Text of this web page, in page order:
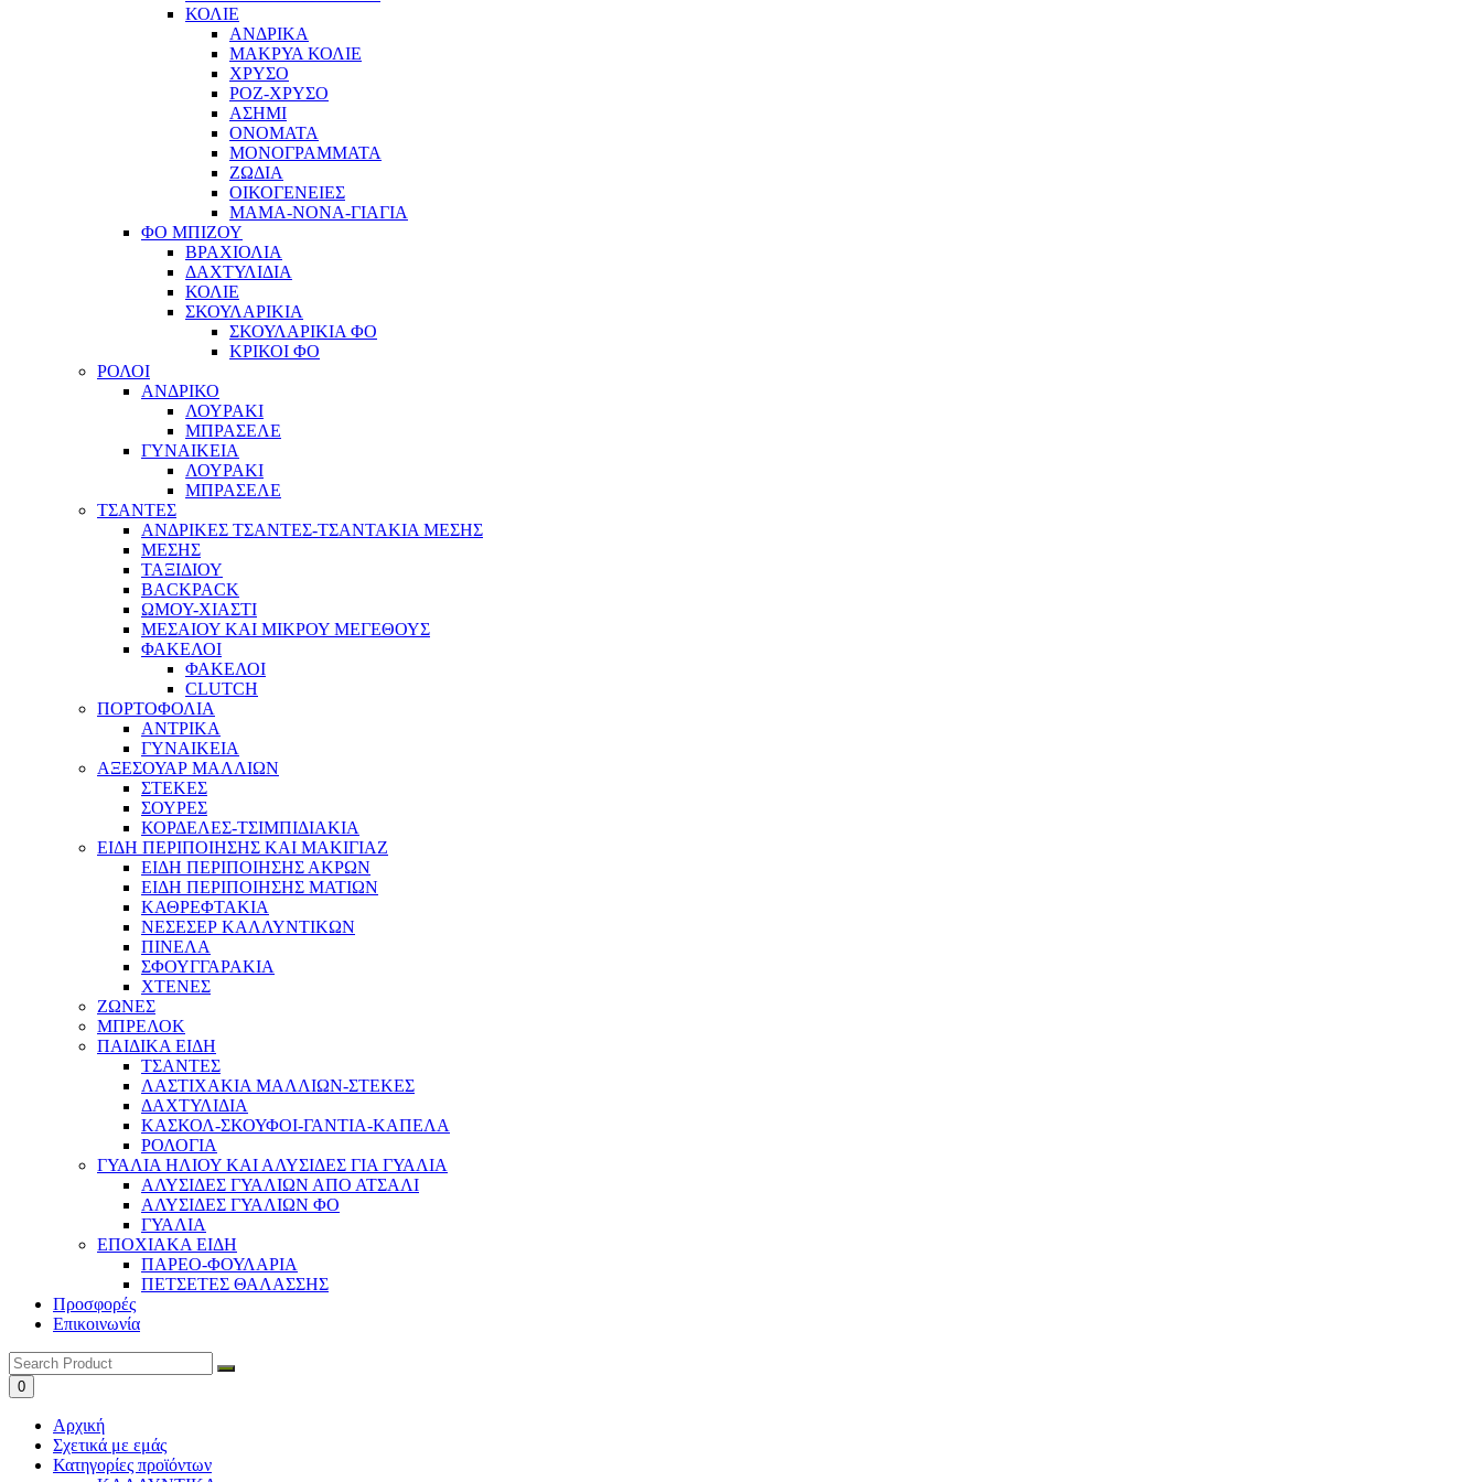
ΚΟΛΙΕ
ΑΝΔΡΙΚΑ
ΜΑΚΡΥΑ ΚΟΛΙΕ
ΧΡΥΣΟ
ΡΟΖ-ΧΡΥΣΟ
ΑΣΗΜΙ
ΟΝΟΜΑΤΑ
ΜΟΝΟΓΡΑΜΜΑΤΑ
ΖΩΔΙΑ
ΟΙΚΟΓΕΝΕΙΕΣ
ΜΑΜΑ-ΝΟΝΑ-ΓΙΑΓΙΑ
ΦΟ ΜΠΙΖΟΥ
ΒΡΑΧΙΟΛΙΑ
ΔΑΧΤΥΛΙΔΙΑ
ΚΟΛΙΕ
ΣΚΟΥΛΑΡΙΚΙΑ
ΣΚΟΥΛΑΡΙΚΙΑ ΦΟ
ΚΡΙΚΟΙ ΦΟ
ΡΟΛΟΙ
ΑΝΔΡΙΚΟ
ΛΟΥΡΑΚΙ
ΜΠΡΑΣΕΛΕ
ΓΥΝΑΙΚΕΙΑ
ΛΟΥΡΑΚΙ
ΜΠΡΑΣΕΛΕ
ΤΣΑΝΤΕΣ
ΑΝΔΡΙΚΕΣ ΤΣΑΝΤΕΣ-ΤΣΑΝΤΑΚΙΑ ΜΕΣΗΣ
ΜΕΣΗΣ
ΤΑΞΙΔΙΟΥ
BACKPACK
ΩΜΟΥ-ΧΙΑΣΤΙ
ΜΕΣΑΙΟΥ ΚΑΙ ΜΙΚΡΟΥ ΜΕΓΕΘΟΥΣ
ΦΑΚΕΛΟΙ
ΦΑΚΕΛΟΙ
CLUTCH
ΠΟΡΤΟΦΟΛΙΑ
ΑΝΤΡΙΚΑ
ΓΥΝΑΙΚΕΙΑ
ΑΞΕΣΟΥΑΡ ΜΑΛΛΙΩΝ
ΣΤΕΚΕΣ
ΣΟΥΡΕΣ
ΚΟΡΔΕΛΕΣ-ΤΣΙΜΠΙΔΙΑΚΙΑ
ΕΙΔΗ ΠΕΡΙΠΟΙΗΣΗΣ ΚΑΙ ΜΑΚΙΓΙΑΖ
ΕΙΔΗ ΠΕΡΙΠΟΙΗΣΗΣ ΑΚΡΩΝ
ΕΙΔΗ ΠΕΡΙΠΟΙΗΣΗΣ ΜΑΤΙΩΝ
ΚΑΘΡΕΦΤΑΚΙΑ
ΝΕΣΕΣΕΡ ΚΑΛΛΥΝΤΙΚΩΝ
ΠΙΝΕΛΑ
ΣΦΟΥΓΓΑΡΑΚΙΑ
ΧΤΕΝΕΣ
ΖΩΝΕΣ
ΜΠΡΕΛΟΚ
ΠΑΙΔΙΚΑ ΕΙΔΗ
ΤΣΑΝΤΕΣ
ΛΑΣΤΙΧΑΚΙΑ ΜΑΛΛΙΩΝ-ΣΤΕΚΕΣ
ΔΑΧΤΥΛΙΔΙΑ
ΚΑΣΚΟΛ-ΣΚΟΥΦΟΙ-ΓΑΝΤΙΑ-ΚΑΠΕΛΑ
ΡΟΛΟΓΙΑ
ΓΥΑΛΙΑ ΗΛΙΟΥ ΚΑΙ ΑΛΥΣΙΔΕΣ ΓΙΑ ΓΥΑΛΙΑ
ΑΛΥΣΙΔΕΣ ΓΥΑΛΙΩΝ ΑΠΟ ΑΤΣΑΛΙ
ΑΛΥΣΙΔΕΣ ΓΥΑΛΙΩΝ ΦΟ
ΓΥΑΛΙΑ
ΕΠΟΧΙΑΚΑ ΕΙΔΗ
ΠΑΡΕΟ-ΦΟΥΛΑΡΙΑ
ΠΕΤΣΕΤΕΣ ΘΑΛΑΣΣΗΣ
Προσφορές
Επικοινωνία
0
Αρχική
Σχετικά με εμάς
Κατηγορίες προϊόντων